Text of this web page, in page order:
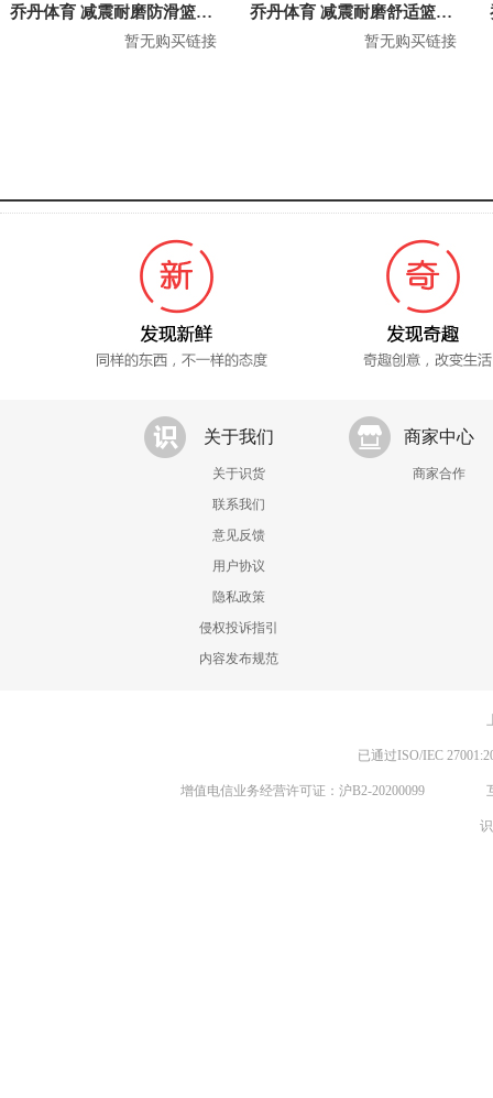
乔丹体育 减震耐磨防滑篮球鞋 XM25200102
暂无购买链接
乔丹体育 减震耐磨舒适篮球鞋 XM35200116
暂无购买链接
关于我们
关于识货
联系我们
意见反馈
用户协议
隐私政策
侵权投诉指引
内容发布规范
商家中心
商家合作
已通过ISO/IEC
增值电信业务经营许可证：沪B2-20200099